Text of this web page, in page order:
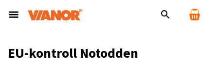
EU-kontroll Notodden